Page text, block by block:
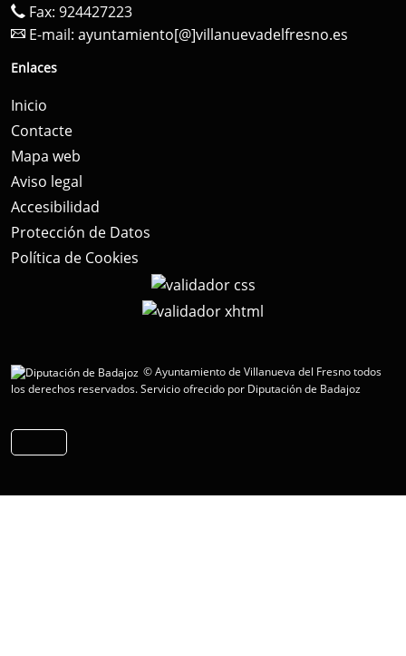
Fax: 924427223
E-mail: ayuntamiento[@]villanuevadelfresno.es
Enlaces
Inicio
Contacte
Mapa web
Aviso legal
Accesibilidad
Protección de Datos
Política de Cookies
© Ayuntamiento de Villanueva del Fresno todos
los derechos reservados.Servicio ofrecido por Diputación de Badajoz